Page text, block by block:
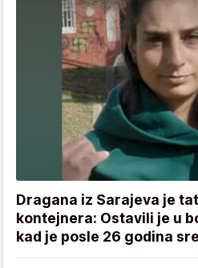
Dragana iz Sarajeva je
kontejnera: Ostavili je u
kad je posle 26 godina